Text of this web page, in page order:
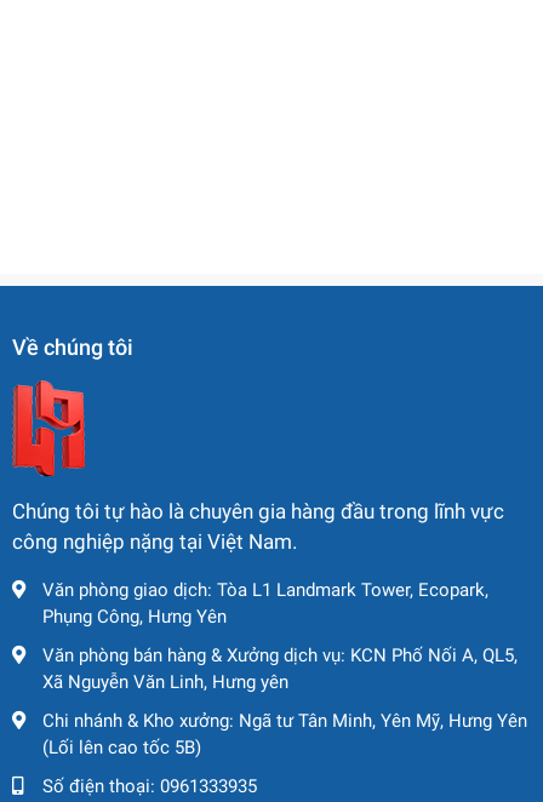
Về chúng tôi
Chúng tôi tự hào là chuyên gia hàng đầu trong lĩnh vực
công nghiệp nặng tại Việt Nam.
Văn phòng giao dịch: Tòa L1 Landmark Tower, Ecopark,
Phụng Công, Hưng Yên
Văn phòng bán hàng & Xưởng dịch vụ: KCN Phố Nối A, QL5,
Xã Nguyễn Văn Linh, Hưng yên
Chi nhánh & Kho xưởng: Ngã tư Tân Minh, Yên Mỹ, Hưng Yên
(Lối lên cao tốc 5B)
Số điện thoại: 0961333935